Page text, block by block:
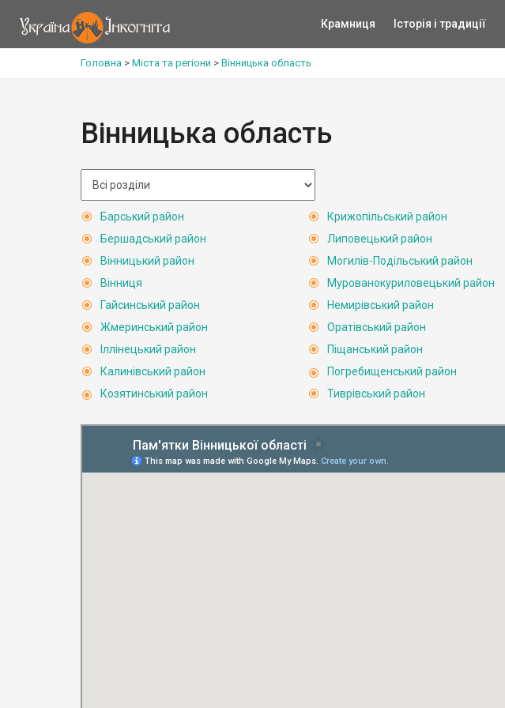
Крамниця Історія і традиції
Головна > Міста та регіони > Вінницька область
Вінницька область
Барський район
Бершадський район
Вінницький район
Вінниця
Гайсинський район
Жмеринський район
Іллінецький район
Калинівський район
Козятинський район
Крижопільський район
Липовецький район
Могилів-Подільський район
Мурованокуриловецький район
Немирівський район
Оратівський район
Піщанський район
Погребищенський район
Тиврівський район